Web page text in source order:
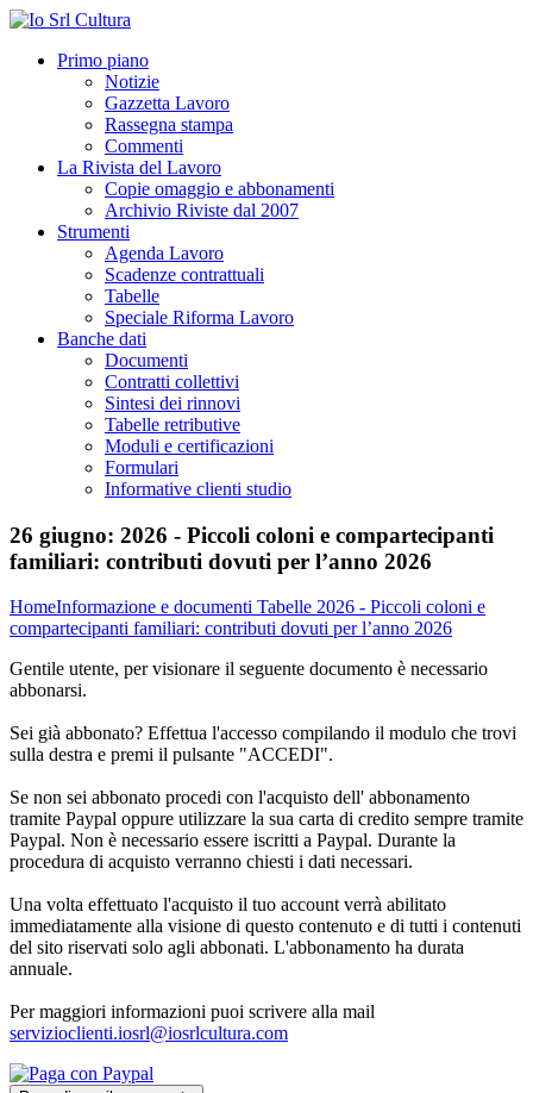
Primo piano
Notizie
Gazzetta Lavoro
Rassegna stampa
Commenti
La Rivista del Lavoro
Copie omaggio e abbonamenti
Archivio Riviste dal 2007
Strumenti
Agenda Lavoro
Scadenze contrattuali
Tabelle
Speciale Riforma Lavoro
Banche dati
Documenti
Contratti collettivi
Sintesi dei rinnovi
Tabelle retributive
Moduli e certificazioni
Formulari
Informative clienti studio
26 giugno: 2026 - Piccoli coloni e compartecipanti
familiari: contributi dovuti per l’anno 2026
HomeInformazione e documenti Tabelle 2026 - Piccoli coloni e
compartecipanti familiari: contributi dovuti per l’anno 2026
Gentile utente, per visionare il seguente documento è necessario
abbonarsi.
Sei già abbonato? Effettua l'accesso compilando il modulo che trovi
sulla destra e premi il pulsante "ACCEDI".
Se non sei abbonato procedi con l'acquisto dell' abbonamento
tramite Paypal oppure utilizzare la sua carta di credito sempre tramite
Paypal. Non è necessario essere iscritti a Paypal. Durante la
procedura di acquisto verranno chiesti i dati necessari.
Una volta effettuato l'acquisto il tuo account verrà abilitato
immediatamente alla visione di questo contenuto e di tutti i contenuti
del sito riservati solo agli abbonati. L'abbonamento ha durata
annuale.
Per maggiori informazioni puoi scrivere alla mail
servizioclienti.iosrl@iosrlcultura.com